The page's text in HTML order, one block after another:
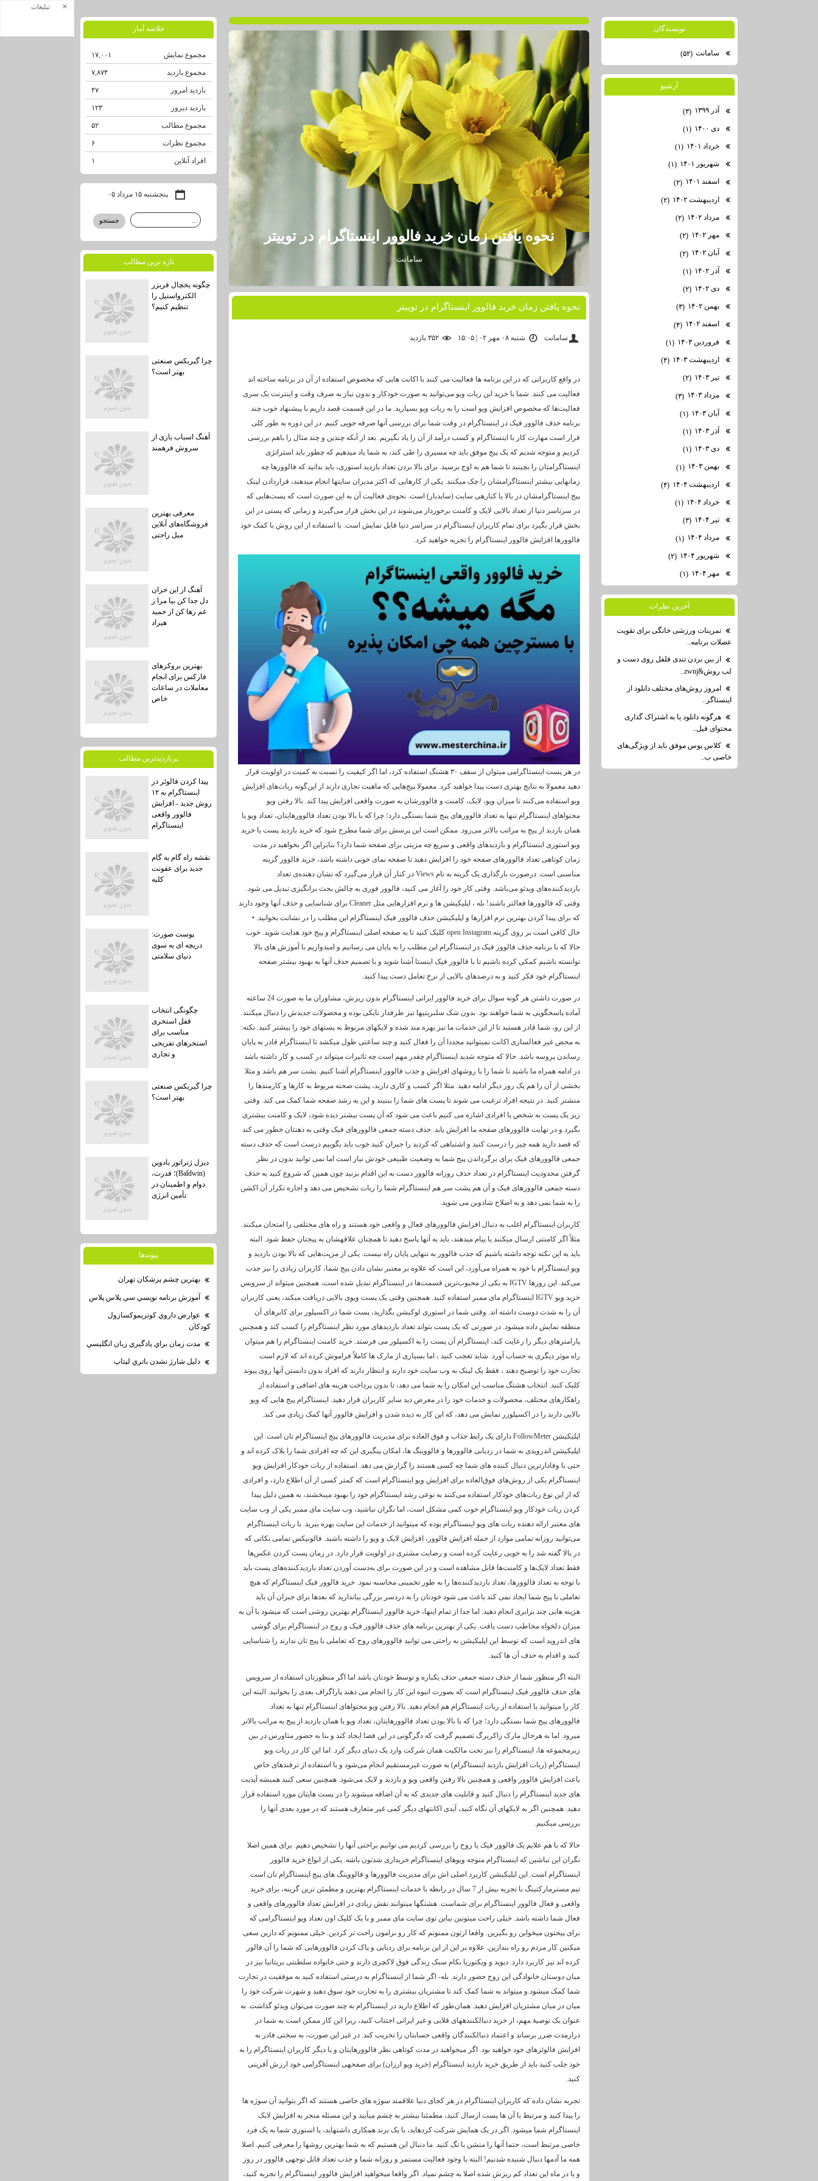
نحوه یافتن زمان خرید فالوور اینستاگرام در توییتر
سامانت
نحوه یافتن زمان خرید فالوور اینستاگرام در توییتر
سامانت شنبه ۰۸ مهر ۰۲ | ۱۵:۰۵ ۳۵۲ بازديد
در واقع کاربرانی که در این برنامه ها فعالیت می کنند با اکانت هایی که مخصوص استفاده از آن در برنامه ساخته اند
فعالیت می کنند. شما با خرید این ربات ویو می‌توانید به صورت خودکار و بدون نیاز به صرف وقت و اینترنت یک سری
فعالیت‌ها که مخصوص افزایش ویو است را به ربات ویو بسپارید. ما در این قسمت قصد داریم با پیشنهاد خوب چند
برنامه حذف فالوور فیک در اینستاگرام در وقت شما برای بررسی آنها صرفه جویی کنیم. در این دوره به طور کلی
قرار است مهارت کار با اینستاگرام و کسب درآمد از آن را یاد بگیریم. بعد از آنکه چندین و چند مثال را باهم بررسی
کردیم و متوجه شدیم که یک پیج موفق باید چه مسیری را طی کند، به شما یاد میدهیم که چطور باید استراتژی
اینستاگرامتان را بچینید تا شما هم به اوج برسید. برای بالا بردن تعداد بازدید استوری، باید بدانید که فالوورها چه
زمانهایی بیشتر اینستاگرامشان را چک میکنند. یکی از کارهایی که اکثر مدیران سایتها انجام میدهند، قراردادن لینک
پیج اینستاگرامشان در بالا یا کنارهی سایت (سایدبار) است. نحوه‌ی فعالیت آن به این صورت است که پست‌هایی که
در سرتاسر دنیا از تعداد بالایی لایک و کامنت برخوردار می‌شوند در این بخش قرار می‌گیرند و زمانی که پستی در این
بخش قرار بگیرد برای تمام کاربران اینستاگرام در سراسر دنیا قابل نمایش است. با استفاده از این روش با کمک خود
فالوورها افزایش فالوور اینستاگرام را تجربه خواهید کرد.
در هر پست اینستاگرامی میتوان از سقف ۳۰ هشتگ استفاده کرد، اما اگر کیفیت را نسبت به کمیت در اولویت قرار
دهید معمولا به نتایج بهتری دست پیدا خواهید کرد. معمولا پیج‌هایی که ماهیت تجاری دارند از این‌گونه ربات‌های افزایش
ویو استفاده می‌کنند تا میزان ویو، لایک، کامنت و فالوورشان به صورت واقعی افزایش پیدا کند. بالا رفتن ویو
محتواهای اینستاگرام تنها به تعداد فالوورهای پیج‌ شما بستگی دارد؛ چرا که با بالا بودن تعداد فالوورهایتان، تعداد ویو یا
همان بازدید از پیج به مراتب بالاتر می‌رود. ممکن است این پرسش برای شما مطرح شود که خرید بازدید پست یا خرید
ویو استوری اینستاگرام و بازدیدهای واقعی و سریع چه مزیتی برای صفحه شما دارد؟ بنابراین اگر بخواهید در مدت
زمان کوتاهی تعداد فالوورهای صفحه خود را افزایش دهید تا صفحه نمای خوبی داشته باشد، خرید فالوور گزینه
مناسبی است. درصورت بارگذاری یک گزینه به نام Views در کنار آن قرار می‌گیرد که نشان دهنده‌ی تعداد
بازدیدکننده‌های ویدئو می‌باشد. وقتی کار خود را آغاز می کنید، فالوور فوری به چالش بحث برانگیزی تبدیل می شود.
وقتی که فالوورها فعالتر باشند! بله ، اپلیکیشن ها و نرم افزارهایی مثل Cleaner برای شناسایی و حذف آنها وجود دارند
که برای پیدا کردن بهترین نرم افزارها و اپلیکیشن حذف فالوور فیک اینستاگرام این مطلب را در نشانت بخوانید. •
حال کافی است بر روی گزینه open Instagram کلیک کنید تا به صفحه اصلی اینستاگرام و پیج خود هدایت شوید. خوب
حالا که با برنامه حذف فالوور فیک در اینستاگرام این مطلب را به پایان می رسانیم و امیدواریم با آموزش های بالا
توانسته باشیم کمکی کرده باشیم تا با فالوور فیک اینستا آشنا شوید و با تصمیم حذف آنها به بهبود بیشتر صفحه
اینستاگرام خود فکر کنید و به درصدهای بالایی از نرخ تعامل دست پیدا کنید.
در صورت داشتن هر گونه سوال برای خرید فالوور ایرانی اینستاگرام بدون ریزش، مشاوران ما به صورت 24 ساعته
آماده پاسخگویی به شما خواهند بود. بدون شک سلبریتیها نیز طرفدار نایکی بوده و محصولات جدیدش را دنبال میکنند.
از این رو، شما قادر هستید تا از این خدمات ما نیز بهره مند شده و لایکهای مربوط به پستهای خود را بیشتر کنید. نکته:
به محض غیر فعالسازی اکانت نمیتوانید مجددا آن را فعال کنید و چند ساعتی طول میکشد تا اینستاگرام قادر به پایان
رساندن پروسه باشد. حالا که متوجه شدید اینستاگرام چقدر مهم است چه تاثیرات میتواند در کسب و کار داشته باشد
در ادامه همراه ما باشید تا شما را با روشهای افزایش و جذب فالوور اینستاگرام آشنا کنیم. پشت سر هم باشد و مثلا
بخشی از آن را هم یک روز دیگر ادامه دهید. مثلا اگر کسب و کاری دارید، پشت صحنه مربوط به کارها و کارمندها را
منشتر کنید. در نتیجه افراد ترغیب می شوند تا پست های شما را ببنیند و این به رشد صفحه شما کمک می کند. وقتی
زیر یک پست به شخص یا افرادی اشاره می کنیم باعث می شود که آن پست بیشتر دیده شود، لایک و کامنت بیشتری
بگیرد و در نهایت فالوورهای صفحه ما افزایش یابد. حذف دسته جمعی فالوورهای فیک وقتی به ذهنتان خطور می کند
که قصد دارید همه چیز را درست کنید و اشتباهی که کردید را جبران کنید خوب باید بگوییم درست است که حذف دسته
جمعی فالوورهای فیک برای برگرداندن پیج شما به وضعیت طبیعی خودش نیاز است اما نمی توانید بدون در نظر
گرفتن محدودیت اینستاگرام در تعداد حذف روزانه فالوور دست به این اقدام بزنید چون همین که شروع کنید به حذف
دسته جمعی فالوورهای فیک و آن هم پشت سر هم اینستاگرام شما را ربات تشخیص می دهد و اجازه تکرار آن اکشن
را به شما نمی دهد و به اصلاح شادوبن می شوید.
کاربران اینستاگرام اغلب به دنبال افزایش فالوورهای فعال و واقعی خود هستند و راه های مختلفی را امتحان میکنند.
مثلاً اگر کامنتی ارسال میکنند یا پیام میدهند، باید به آنها پاسخ دهید تا همچنان علاقهشان به پیجتان حفظ شود. البته
باید به این نکته توجه داشته باشیم که جذب فالوور به تنهایی پایان راه نیست. یکی از مزیت‌هایی که بالا بودن بازدید و
ویو اینستاگرام با خود به همراه می‌آورد، این است که علاوه بر معتبر نشان دادن پیج شما، کاربران زیادی را نیز جذب
می‌کند. این روزها IGTV به یکی از محبوب‌ترین قسمت‌ها در اینستاگرام تبدیل شده است، همچنین میتواند از سرویس
خرید ویو IGTV اینستاگرام مای ممبر استفاده کنید. همچنین وقتی یک پست ویوی بالایی دریافت میکند، یعنی کاربران
آن را به شدت دوست داشته اند. وقتی شما در استوری لوکیشن بگذارید، پست شما در اکسپلور برای کابرهای آن
منطقه نمایش داده میشود. در صورتی که یک پست بتواند تعداد بازدیدهای مورد نظر اینستاگرام را کسب کند و همچنین
پارامترهای دیگر را رعایت کند، اینستاگرام آن پست را به اکسپلور می فرستد. خرید کامنت اینستاگرام را هم میتوان
راه موثر دیگری به حساب آورد. شاید تعجب کنید ، اما بسیاری از مارک ها کاملاً فراموش کرده اند که لازم است
تجارت خود را توضیح دهند ، فقط یک لینک به وب سایت خود دارند و انتظار دارند که افراد بدون دانستن آنها روی پیوند
کلیک کنند. انتخاب هشتگ مناسب این امکان را به شما می دهد، تا بدون پرداخت هزینه های اضافی و استفاده از
راهکارهای مختلف، محصولات و خدمات خود را در معرض دید سایر کاربران قرار دهید. اینستاگرام پیج هایی که ویو
بالایی دارند را در اکسپلورر نمایش می دهد، که این کار به دیده شدن و افزایش فالوور آنها کمک زیادی می کند.
اپلیکیشن FollowMeter دارای یک رابط جذاب و فوق العاده برای مدیریت فالوورهای پیج اینستاگرام تان است. این
اپلیکیشن اندرویدی به شما در ردیابی فالوورها و فالووینگ ها، امکان پیگیری این که چه افرادی شما را بلاک کرده اند و
حتی با وفادارترین دنبال کننده های شما چه کسی هستند را گزارش می دهد. استفاده از ربات خودکار افزایش ویو
اینستاگرام یکی از روش‌های فو‌ق‌العاده برای افزایش ویو اینستاگرام است که کمتر کسی از آن اطلاع دارد، و افرادی
که از این نوع ربات‌های خودکار استفاده می‌کنند به نوعی رشد ایسنتاگرام خود را بهبود میبخشند، به همین دلیل پیدا
کردن ربات خودکار ویو اینستاگرام خوب کمی مشکل است، اما نگران نباشید، وب سایت مای ممبر یکی از وب سایت
های معتبر ارائه دهنده ربات های ویو اینستاگرام بوده که میتوانید از خدمات این سایت بهره ببرید. با ربات اینستاگرام
می‌توانید روزانه تمامی موارد از جمله افزایش فالوور، افزایش لایک و ویو را داشته باشید. فالونیکس تمامی نکاتی که
در بالا گفته شد را به خوبی رعایت کرده است و رضایت مشتری در اولویت قرار دارد. در زمان پست کردن عکس‌ها
فقط تعداد لایک‌ها و کامنت‌ها قابل مشاهده است و در این صورت برای به‌دست آوردن تعداد بازدیدکننده‌های پست باید
با توجه به تعداد فالوورها، تعداد بازدیدکننده‌ها را به طور تخمینی محاسبه نمود. خرید فالوور فیک اینستاگرام که هیچ
تعاملی با پیج شما ایجاد نمی کند باعث می شود خودتان را به دردسر بزرگی بیاندازید که بعدها برای جبران آن باید
هزینه هایی چند برابری انجام دهید. اما جدا از تمام اینها، خرید فالوور اینستاگرام بهترین روشی است که میشود با آن به
میزان دلخواه مخاطب دست یافت. یکی از بهترین برنامه های حذف فالوور فیک و روح در اینستاگرام برای گوشی
های اندروید است که توسط این اپلیکیشن به راحتی می توانید فالوورهای روح که تعاملی با پیج تان ندارند را شناسایی
کنید و اقدام به حذف آن ها کنید.
البته اگر منظور شما از حذف دسته جمعی حذف یکباره و توسط خودتان باشد اما اگر منظورتان استفاده از سرویس
های حذف فالوور فیک اینستاگرام است که بصورت انبوه این کار را انجام می دهند پاراگراف بعدی را بخوانید. البته این
کار را میتوانید با استفاده از ربات اینستاگرام هم انجام دهید. بالا رفتن ویو محتواهای اینستاگرام تنها به تعداد
فالوورهای پیج شما بستگی دارد؛ چرا که با بالا بودن تعداد فالوورهایتان، تعداد ویو یا همان بازدید از پیج به مراتب بالاتر
میرود. اما به هرحال مارک زاکربرگ تصمیم گرفت که دگرگونی در این فضا ایجاد کند و بنا به حضور متاورس در بین
زیرمجموعه ها، اینستاگرام را نیز تحت مالکیت همان شرکت وارد یک دنیای دیگر کرد. اما این کار در ربات ویو
اینستاگرام (ربات افزایش بازدید اینستاگرام) به صورت غیرمستقیم انجام می‌شود و با استفاده از ترفندهای خاص
باعث افزایش فالوور واقعی و همچنین بالا رفتن واقعی ویو و بازدید و لایک می‌شود. همچنین سعی کنید همیشه آپدیت
های جدید اینستاگرام را دنبال کنید و قابلیت های جدیدی که به آن اضافه میشوند را در پست هایتان مورد استفاده قرار
دهید. همچنین اگر به لایکهای آن نگاه کنید، آیدی اکانتهای دیگر کمی غیر متعارف هستند که در مورد بعدی آنها را
بررسی میکنیم.
حالا که با هم علایم یک فالوور فیک یا روح را بررسی کردیم می توانیم براحتی آنها را تشخیص دهیم. برای همین اصلا
نگران این نباشین که اینستاگرام متوجه ویوهای اینستاگرام خریداری شدتون باشه. یکی از انواع خرید فالوور
اینستاگرام است. این اپلیکیشن کاربرد اصلی اش برای مدیریت فالوورها و فالووینگ های پیج اینستاگرام تان است.
تیم مسترمارکتینگ با تجربه بیش از 7 سال در رابطه با خدمات اینستاگرام بهترین و مطمئن ترین گزینه، برای خرید
واقعی و فعال فالوور اینستاگرام برای شماست. هشتگها میتوانند نقش زیادی در افزایش تعداد فالوورهای واقعی و
فعال شما داشته باشد. خیلی راحت میتونین بیاین توی سایت مای ممبر و با یک کلیک اون تعداد ویو اینستاگرامی که
برای پیجتون میخواین رو بگیرین. واقعا ازتون ممنونم که کار رو برامون راحت تر کردین. خیلی ممنونم که دارین سعی
میکنین کار مردم رو راه بندازین. علاوه بر این از این برنامه برای ردیابی و پاک کردن فالوورهایی که شما را آن فالور
کرده اند نیز کاربرد دارد. دیوید و ویکتوریا بکام سبک زندگی فوق لاکچری دارند و حتی خانواده سلطنتی بریتانیا نیز در
میان دوستان خانوادگی این زوج حضور دارند. بله- اگر شما از اینستاگرام به درستی استفاده کنید به موفقیت در تجارت
شما کمک میشود.و میتواند به شما کمک کند تا مشتریان بیشتری را به تجارت خود سوق دهید و شهرت شرکت خود را
میان در میان مشتریان افزایش دهید. همان‌طور که اطلاع دارید در اینستاگرام به چند صورت می‌توان ویدئو گذاشت. به
عنوان یک توصیۀ مهم، از خرید دنبالکنندههای قلابی و غیر ایرانی اجتناب کنید، زیرا این کار ممکن است به شما در
درازمدت ضرر برساند و اعتماد دنبالکنندگان واقعی حسابتان را تخریب کند. در غیر این صورت، به سختی فادر به
افزایش فالوئرهای خود خواهید بود. اگر میخواهید در مدت کوتاهی نظر فالوورهایتان و یا دیگر کاربران اینستاگرام را به
خود جلب کنید باید از طریق خرید بازدید اینستاگرام (خرید ویو ارزان) برای صفحهی اینستاگرامی خود ارزش آفرینی
کنید.
تجربه نشان داده که کاربران اینستاگرام در هر کجای دنیا علاقمند سوژه های خاصی هستند که اگر بتوانید آن سوژه ها
را پیدا کنید و مرتبط با آن ها پست ارسال کنید، مطمئنا بیشتر به چشم میآیید و این مسئله منجر به افزایش لایک
اینستاگرام شما میشود. اگر در یک همایش شرکت کردهاید، با یک برند همکاری داشتهاید، یا استوری شما به یک فرد
خاصی مرتبط است، حتما آنها را منشن یا تگ کنید. ما دنبال این هستیم که به شما بهترین روشها را معرفی کنیم. اصلا
همه ما آدمها دنبال شنیده شدنیم! البته با وجود فعالیت مستمر و روزانه شما و جذب تعداد قابل توجهی فالوور در روز
و یا در ماه این تعداد کم ریزش شده اصلا به چشم نمیاد. اگر واقعا میخواهید افزایش فالوور اینستاگرام را تجربه کنید،
نويسندگان
سامانت (۵۲)
آرشيو
آذر ۱۳۹۹
(۳)
دی ۱۴۰۰
(۱)
خرداد ۱۴۰۱
(۱)
شهریور ۱۴۰۱
(۱)
اسفند ۱۴۰۱
(۲)
اردیبهشت ۱۴۰۲
(۲)
مرداد ۱۴۰۲
(۲)
مهر ۱۴۰۲
(۲)
آبان ۱۴۰۲
(۲)
آذر ۱۴۰۲
(۱)
دی ۱۴۰۲
(۲)
بهمن ۱۴۰۲
(۳)
اسفند ۱۴۰۲
(۴)
فروردین ۱۴۰۳
(۱)
اردیبهشت ۱۴۰۳
(۴)
تیر ۱۴۰۳
(۲)
مرداد ۱۴۰۳
(۳)
آبان ۱۴۰۳
(۱)
آذر ۱۴۰۳
(۱)
دی ۱۴۰۳
(۱)
بهمن ۱۴۰۳
(۱)
اردیبهشت ۱۴۰۴
(۴)
خرداد ۱۴۰۴
(۱)
تیر ۱۴۰۴
(۳)
مرداد ۱۴۰۴
(۱)
شهریور ۱۴۰۴
(۲)
مهر ۱۴۰۴
(۱)
آخرين نظرات
تمرینات ورزشی خانگی برای تقویت
عضلات برنامه..
از بین بردن تندی فلفل روی دست و
لب روش&zwnj..
امروز روش‌های مختلف دانلود از
اینستاگر..
هرگونه دانلود یا به اشتراک گذاری
محتوای فیل..
کلاس یوس موفق باید از ویژگی‌های
خاصی ب..
خلاصه آمار
مجموع نمایش‌ ۱۷,۰۰۱
مجموع بازدید ۷,۸۷۴
بازدید امروز ۴۷
بازدید دیروز ۱۲۳
مجموع مطالب ۵۲
مجموع نظرات ۶
افراد آنلاین ۱
پنجشنبه ۱۵ مرداد ۰۵
تازه ترين مطالب
چگونه یخچال فریزر
الکترواستیل را
تنظیم کنیم؟
چرا گیربکس صنعتی
بهتر است؟
آهنگ اسباب بازی از
سروش فرهمند
معرفی بهترین
فروشگاه‌های آنلاین
مبل راحتی
آهنگ از این خزان
دل جدا کن بیا مرا ز
غم رها کن از حمید
هیراد
بهترین بروکرهای
فارکس برای انجام
معاملات در ساعات
خاص
پربازديدترين مطالب
پیدا کردن فالوئر در
اینستاگرام به ۱۲
روش جدید - افزایش
فالوور واقعی
اینستاگرام
نقشه راه گام به گام
جدید برای عفونت
کلیه
پوست صورت:
دریچه ای به سوی
دنیای سلامتی
چگونگی انتخاب
قفل استخری
مناسب برای
استخرهای تفریحی
و تجاری
چرا گیربکس صنعتی
بهتر است؟
دیزل ژنراتور بادوین
(Baldwin)؛ قدرت،
دوام و اطمینان در
تأمین انرژی
پيوندها
بهترين چشم پزشكان تهران
آموزش برنامه نويسي سي پلاس پلاس
عوارض داروي كوتريموكسازول
كودكان
مدت زمان براي يادگيري زبان انگليسي
دليل شارژ نشدن باتري لپتاپ
تبلیغات ×